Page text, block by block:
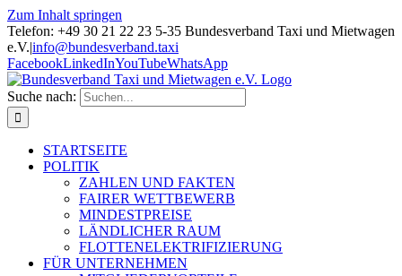
Zum Inhalt springen
Telefon: +49 30 21 22 23 5-35 Bundesverband Taxi und Mietwagen
e.V.|info@bundesverband.taxi
FacebookLinkedInYouTubeWhatsApp
Suche nach:
STARTSEITE
POLITIK
ZAHLEN UND FAKTEN
FAIRER WETTBEWERB
MINDESTPREISE
LÄNDLICHER RAUM
FLOTTENELEKTRIFIZIERUNG
FÜR UNTERNEHMEN